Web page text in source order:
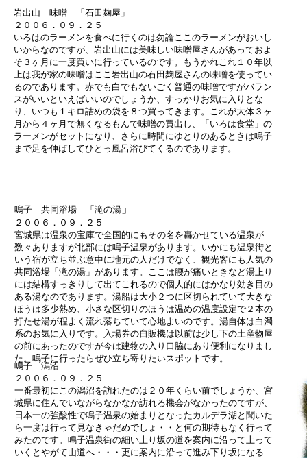
岩出山 味噌 「石田麹屋」
２００６．０９．２５
いろはのラーメンを食べに行くのは勿論ここのラーメンがおいし
いからなのですが、岩出山には美味しい味噌屋さんがあっておよ
そ３ヶ月に一度買いに行っているのです。もうかれこれ１０年以
上は我が家の味噌はここ岩出山の石田麹屋さんの味噌を使ってい
るのであります。赤でも白でもないごく普通の味噌ですがバラン
スがいいといえばいいのでしょうか、すっかりお気に入りとな
り、いつも１キロ詰めの袋を８つ買ってきます。これが大体３ヶ
月から４ヶ月で無くなるもんで味噌の買出し、「いろは食堂」の
ラーメンがセットになり、さらに時間にゆとりのあるときは鳴子
まで足を伸ばしてひとっ風呂浴びてくるのであります。
鳴子 共同浴場 「滝の湯 」
２００６．０９．２５
宮城県は温泉の宝庫で全国的にもその名を轟かせている温泉が
数々ありますが北部には鳴子温泉があります。いかにも温泉街と
いう宿が立ち並ぶ意中に地元の人だけでなく、観光客にも人気の
共同浴場「滝の湯」があります。ここは腰が痛いときなど湯上り
には結構すっきりして出てこれるので個人的にはかなり効き目の
ある湯なのであります。湯船は大小２つに区切られていて大きな
ほうは多少熱め、小さな区切りのほうは温めの温度設定で２本の
打たせ湯が程よく流れ落ちていて心地よいのです。湯自体は白濁
系のお気に入りです。入場券の自販機は以前は少し下の土産物屋
の前にあったのですが今は建物の入り口脇にあり便利になりまし
た。鳴子に行ったらぜひ立ち寄りたいスポットです。
鳴子 潟沼
２００６．０９．２５
一番最初にこの潟沼を訪れたのは２０年くらい前でしょうか、宮
城県に住んでいながらなかなか訪れる機会がなかったのですが、
日本一の強酸性で鳴子温泉の始まりとなったカルデラ湖と聞いた
ら一度は行って見なきゃだめでしょ・・と何の期待もなく行って
みたのです。鳴子温泉街の細い上り坂の道を案内に沿って上って
いくとやがて山道へ・・・更に案内に沿って進み下り坂になる